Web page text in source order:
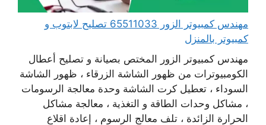
مهندس كمبيوتر الزور 65511033 تصليح لابتوب و
كمبيوتر بالمنزل
مهندس كمبيوتر الزور المختص بصيانة و تصليح أعطال
الكومبيوترات من ظهور الشاشة الزرقاء ، ظهور الشاشة
السوداء ، تعطيل كرت الشاشة وحدة معالجة الرسومات
، مشاكل وحدات الطاقة و التغذية ، معالجة مشاكل
الحرارة الزائدة ، تلف معالج الرسوم ، إعادة اقلاع